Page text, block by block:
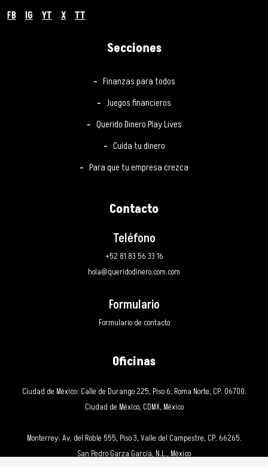
FB IG YT X TT
Secciones
Finanzas para todos
Juegos financieros
Querido Dinero Play Lives
Cuida tu dinero
Para que tu empresa crezca
Contacto
Teléfono
+52 81 83 56 33 16
hola@queridodinero.com.com
Formulario
Formulario de contacto
Oficinas
Ciudad de México: Calle de Durango 225, Piso 6, Roma Norte, CP. 06700.
Ciudad de México, CDMX, México
Monterrey: Av. del Roble 555, Piso 3, Valle del Campestre, CP. 66265.
San Pedro Garza García, N.L., México